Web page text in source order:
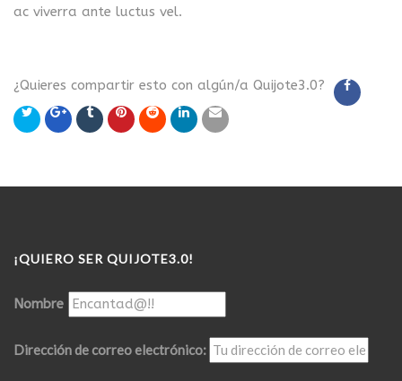
ac viverra ante luctus vel.
¿Quieres compartir esto con algún/a Quijote3.0?
¡QUIERO SER QUIJOTE3.0!
Nombre
Dirección de correo electrónico: